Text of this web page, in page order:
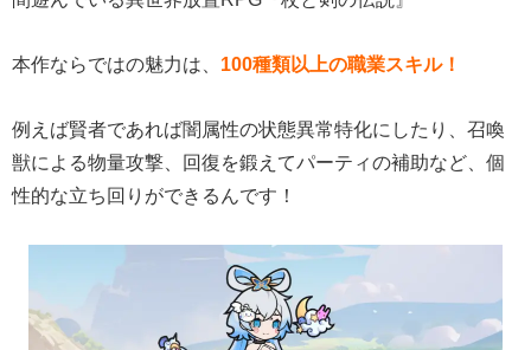
本作ならではの魅力は、 100種類以上の職業スキル！
例えば賢者であれば闇属性の状態異常特化にしたり、召喚
獣による物量攻撃、回復を鍛えてパーティの補助など、個
性的な立ち回りができるんです！